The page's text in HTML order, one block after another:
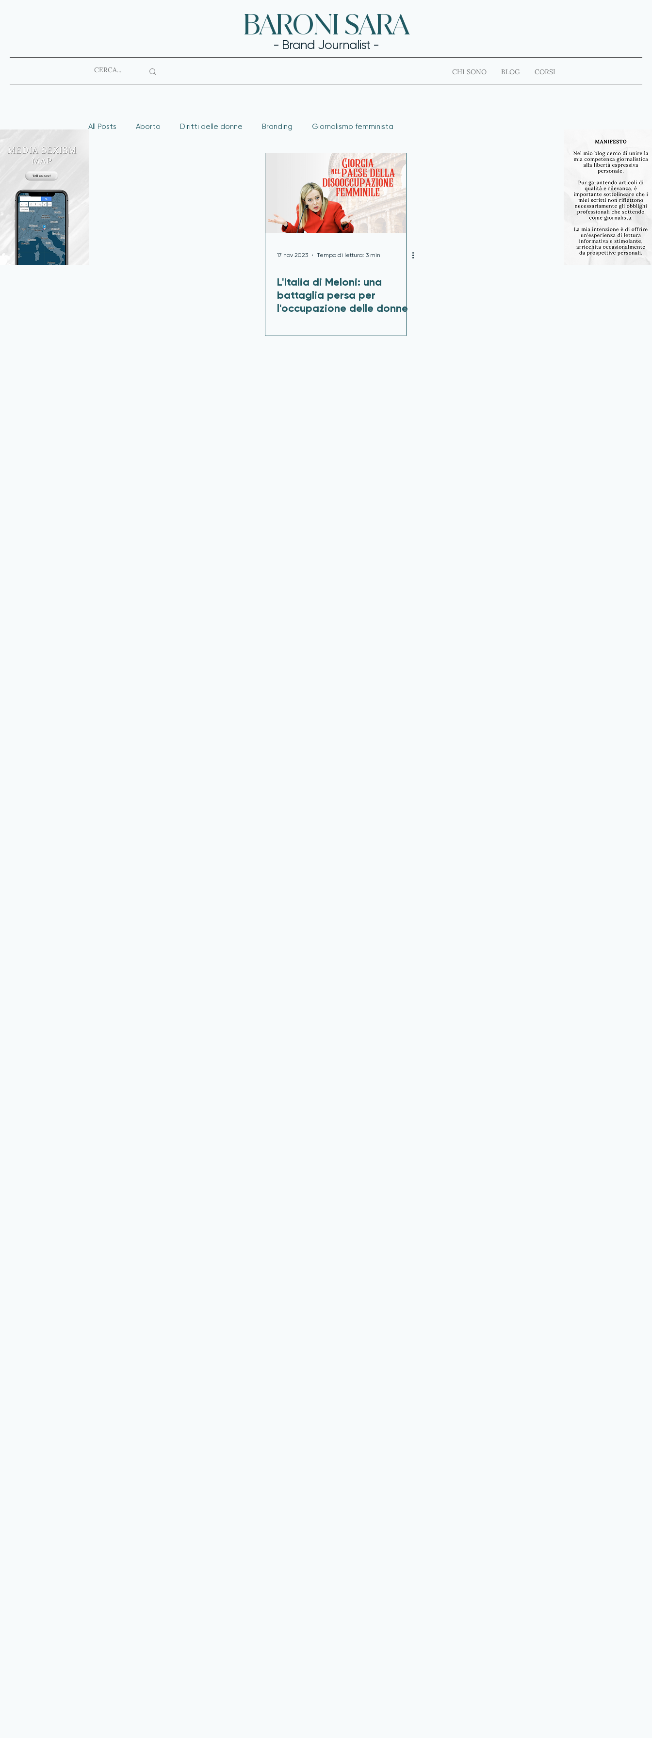
BARONI SARA
- Brand Journalist -
CHI SONO BLOG CORSI
All Posts Aborto Diritti delle donne Branding Giornalismo femminista
17 nov 2023 Tempo di lettura: 3 min
L'Italia di Meloni: una
battaglia persa per
l'occupazione delle donne